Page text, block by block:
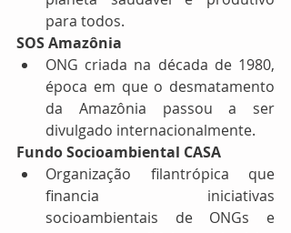
para todos.
SOS Amazônia
ONG criada na década de 1980,
época em que o desmatamento
da Amazônia passou a ser
divulgado internacionalmente.
Fundo Socioambiental CASA
Organização filantrópica que
financia iniciativas
socioambientais de ONGs e